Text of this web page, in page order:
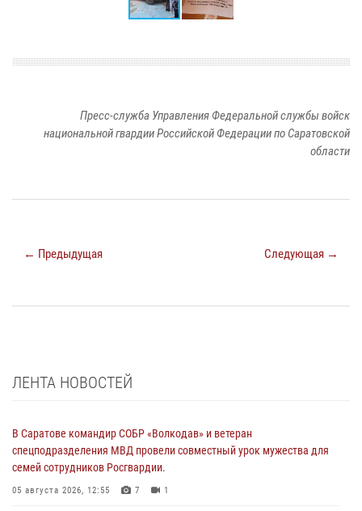
Пресс-служба Управления Федеральной службы войск
национальной гвардии Российской Федерации по Саратовской
области
← Предыдущая Следующая →
ЛЕНТА НОВОСТЕЙ
В Саратове командир СОБР «Волкодав» и ветеран
спецподразделения МВД провели совместный урок мужества для
семей сотрудников Росгвардии.
05 августа 2026, 12:55 7 1